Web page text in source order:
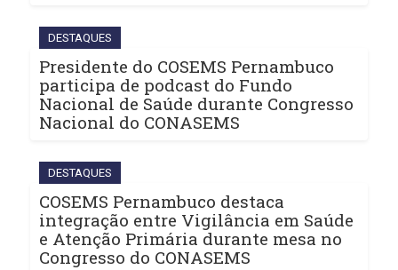
DESTAQUES
Presidente do COSEMS Pernambuco
participa de podcast do Fundo
Nacional de Saúde durante Congresso
Nacional do CONASEMS
DESTAQUES
COSEMS Pernambuco destaca
integração entre Vigilância em Saúde
e Atenção Primária durante mesa no
Congresso do CONASEMS